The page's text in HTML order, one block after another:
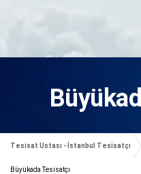
Tesisat Ustası - İstanbul Tesisatçı
Büyükada Tesisatçı